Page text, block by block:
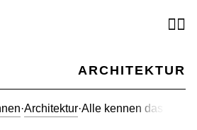
ARCHITEKTUR
·Architektur·Alle kennen das